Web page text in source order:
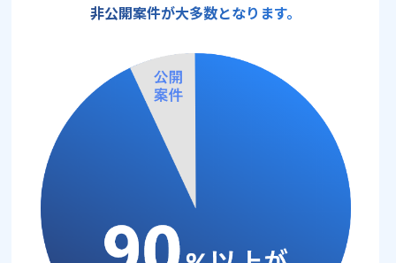
非公開案件が大多数となります。